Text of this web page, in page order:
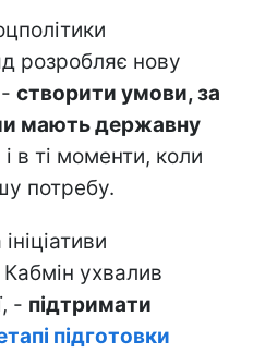
розробляє нову
створити умови, за
мають державну
в ті моменти, коли
потребу.
ухвалив
- підтримати
підготовки